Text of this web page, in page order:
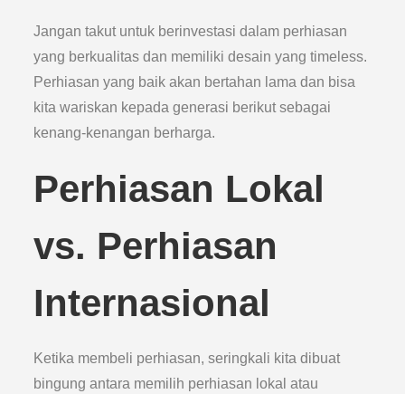
Jangan takut untuk berinvestasi dalam perhiasan
yang berkualitas dan memiliki desain yang timeless.
Perhiasan yang baik akan bertahan lama dan bisa
kita wariskan kepada generasi berikut sebagai
kenang-kenangan berharga.
Perhiasan Lokal
vs. Perhiasan
Internasional
Ketika membeli perhiasan, seringkali kita dibuat
bingung antara memilih perhiasan lokal atau